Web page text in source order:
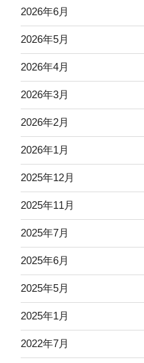
2026年6月
2026年5月
2026年4月
2026年3月
2026年2月
2026年1月
2025年12月
2025年11月
2025年7月
2025年6月
2025年5月
2025年1月
2022年7月